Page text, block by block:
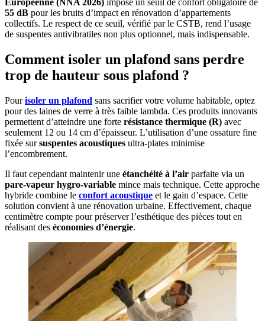
55 dB pour les bruits d’impact en rénovation d’appartements
collectifs. Le respect de ce seuil, vérifié par le CSTB, rend l’usage
de suspentes antivibratiles non plus optionnel, mais indispensable.
Comment isoler un plafond sans perdre
trop de hauteur sous plafond ?
Pourisoler un plafond sans sacrifier votre volume habitable, optez
pour des laines de verre à très faible lambda. Ces produits innovants
permettent d’atteindre une forte résistance thermique (R) avec
seulement 12 ou 14 cm d’épaisseur. L’utilisation d’une ossature fine
fixée sursuspentes acoustiques ultra-plates minimise
l’encombrement.
Il faut cependant maintenir une étanchéité à l’air parfaite via un
pare-vapeur hygro-variable mince mais technique. Cette approche
hybride combine le confort acoustique et le gain d’espace. Cette
solution convient à une rénovation urbaine. Effectivement, chaque
centimètre compte pour préserver l’esthétique des pièces tout en
réalisant des économies d’énergie.